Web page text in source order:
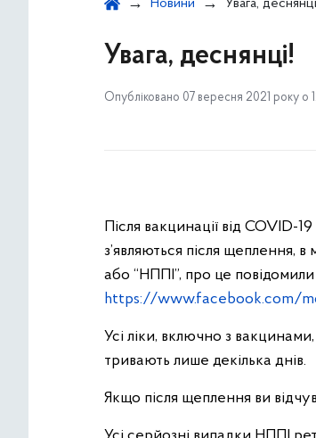
Новини Увага,
Увага, деснянці!
Опубліковано 07 вересня 2021 року о
Після вакцинації від COVID-
з’являються після щеплення, в
або “НППІ”, про це
https://www.facebook.com/
Усі ліки, включно з
тривають лише декілька днів.
Якщо після щеплення ви